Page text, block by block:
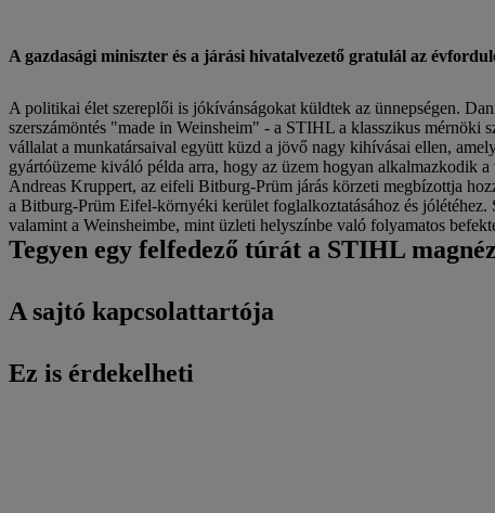
A gazdasági miniszter és a járási hivatalvezető gratulál az
A politikai élet szereplői is jókívánságokat küldtek az ünnepségen.
szerszámöntés "made in Weinsheim" - a STIHL a klasszikus mérnöki
vállalat a munkatársaival együtt küzd a jövő nagy kihívásai ellen,
gyártóüzeme kiváló példa arra, hogy az üzem hogyan alkalmazkodik
Andreas Kruppert, az eifeli Bitburg-Prüm járás körzeti megbízottja
a Bitburg-Prüm Eifel-környéki kerület foglalkoztatásához és jólétéhez.
valamint a Weinsheimbe, mint üzleti helyszínbe való folyamatos
Tegyen egy felfedező túrát a STIHL
A sajtó kapcsolattartója
Ez is érdekelheti